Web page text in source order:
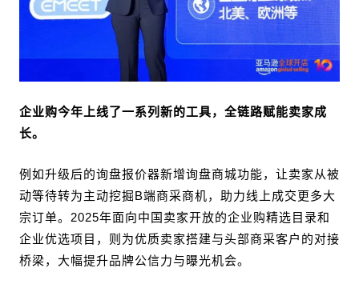
企业购今年上线了一系列新的工具，全链路赋能卖家成
长。
例如升级后的询盘报价器新增询盘商城功能，让卖家从被
动等待转为主动挖掘B端商采商机，助力线上成交更多大
宗订单。2025年面向中国卖家开放的企业购精选目录和
企业优选项目，则为优质卖家搭建与头部商采客户的对接
桥梁，大幅提升品牌公信力与曝光机会。